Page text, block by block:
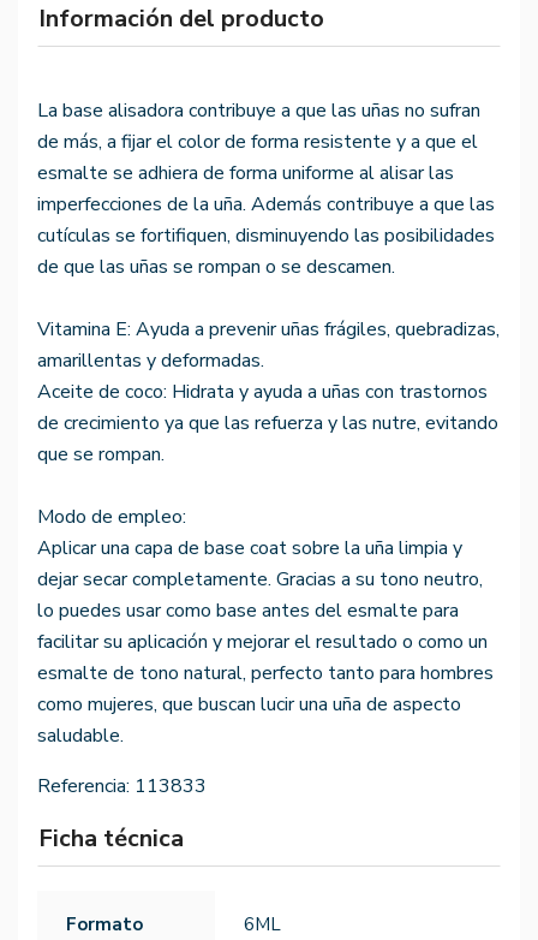
Información del producto
La base alisadora contribuye a que las uñas no sufran
de más, a fijar el color de forma resistente y a que el
esmalte se adhiera de forma uniforme al alisar las
imperfecciones de la uña. Además contribuye a que las
cutículas se fortifiquen, disminuyendo las posibilidades
de que las uñas se rompan o se descamen.
Vitamina E: Ayuda a prevenir uñas frágiles, quebradizas,
amarillentas y deformadas.
Aceite de coco: Hidrata y ayuda a uñas con trastornos
de crecimiento ya que las refuerza y las nutre, evitando
que se rompan.
Modo de empleo:
Aplicar una capa de base coat sobre la uña limpia y
dejar secar completamente. Gracias a su tono neutro,
lo puedes usar como base antes del esmalte para
facilitar su aplicación y mejorar el resultado o como un
esmalte de tono natural, perfecto tanto para hombres
como mujeres, que buscan lucir una uña de aspecto
saludable.
Referencia: 113833
Ficha técnica
Formato 6ML